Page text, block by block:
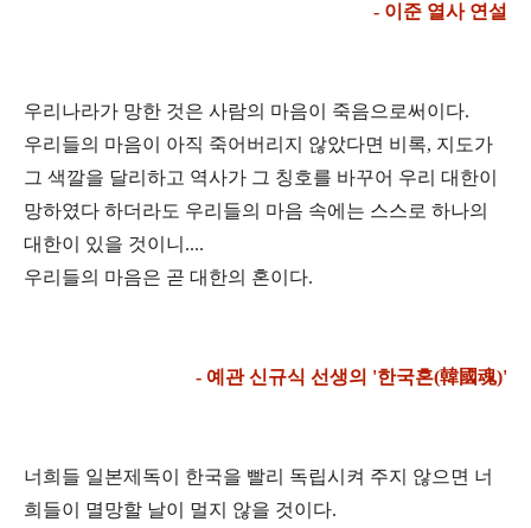
- 이준 열사 연설
우리나라가 망한 것은 사람의 마음이 죽음으로써이다.
우리들의 마음이 아직 죽어버리지 않았다면 비록, 지도가
그 색깔을 달리하고 역사가 그 칭호를 바꾸어 우리 대한이
망하였다 하더라도 우리들의 마음 속에는 스스로 하나의
대한이 있을 것이니....
우리들의 마음은 곧 대한의 혼이다.
- 예관 신규식 선생의 '한국혼(韓國魂)'
너희들 일본제독이 한국을 빨리 독립시켜 주지 않으면 너
희들이 멸망할 날이 멀지 않을 것이다.